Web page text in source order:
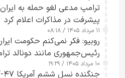
ترامپ مدعی لغو
پیشرفت در مذاکرات اعلام کرد
۱۱ مرداد ۱۴۰۵ / ۰۸:۱۸
روبیو: فکر نمی‌کنم حکومت
رئیس‌جمهوری مانند دونالد
کسی که واقعاً دست به اقدام
۱۰ مرداد ۱۴۰۵ / ۱۹:۲۹